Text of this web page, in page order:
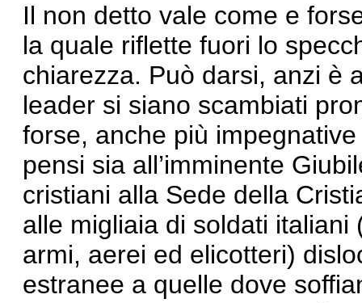
Il non detto vale come e
la quale riflette fuori lo
chiarezza. Può darsi, anzi è
leader si siano scambiati
forse, anche più
pensi sia all’imminente
cristiani alla Sede della
alle migliaia di soldati italiani
armi, aerei ed elicotteri)
estranee a quelle dove